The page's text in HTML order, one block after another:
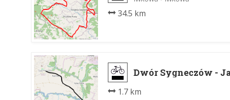
34.5 km
Dwór Sygneczów -
1.7 km